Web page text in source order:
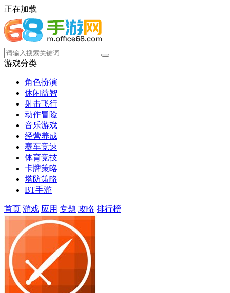
正在加载
游戏分类
角色扮演
休闲益智
射击飞行
动作冒险
音乐游戏
经营养成
赛车竞速
体育竞技
卡牌策略
塔防策略
BT手游
首页 游戏 应用 专题 攻略 排行榜